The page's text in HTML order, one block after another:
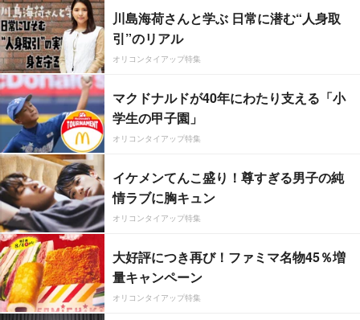
川島海荷さんと学ぶ 日常に潜む“人身取
引”のリアル
オリコンタイアップ特集
マクドナルドが40年にわたり支える「小
学生の甲子園」
オリコンタイアップ特集
イケメンてんこ盛り！尊すぎる男子の純
情ラブに胸キュン
オリコンタイアップ特集
大好評につき再び！ファミマ名物45％増
量キャンペーン
オリコンタイアップ特集